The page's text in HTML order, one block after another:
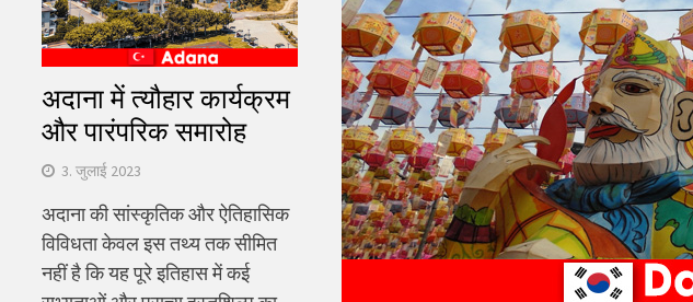
अदाना में त्यौहार कार्यक्रम
और पारंपरिक समारोह
3. जुलाई 2023
अदाना की सांस्कृतिक और ऐतिहासिक
विविधता केवल इस तथ्य तक सीमित
नहीं है कि यह पूरे इतिहास में कई